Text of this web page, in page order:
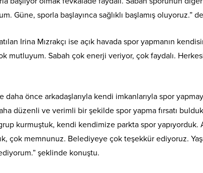
Güne, sporla başlayınca sağlıklı başlamış oluyoruz.”
Irina Mızrakçı ise açık havada spor yapmanın
mutluyum. Sabah çok enerji veriyor, çok faydalı.
daha önce arkadaşlarıyla kendi imkanlarıyla spor
düzenli ve verimli bir şekilde spor yapma fırsatı
kurmuştuk, kendi kendimize parkta spor yapıyorduk.
çok memnunuz. Belediyeye çok teşekkür ediyoruz.
şeklinde konuştu.